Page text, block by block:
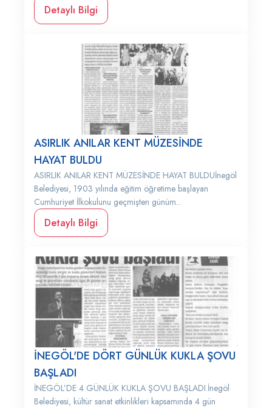
Detaylı Bilgi
ASIRLIK ANILAR KENT MÜZESİNDE
HAYAT BULDU
ASIRLIK ANILAR KENT MÜZESİNDE HAYAT BULDUİnegöl
Belediyesi, 1903 yılında eğitim öğretime başlayan
Cumhuriyet İlkokulunu geçmişten günüm...
Detaylı Bilgi
İNEGÖL'DE DÖRT GÜNLÜK KUKLA ŞOVU
BAŞLADI
İNEGÖL’DE 4 GÜNLÜK KUKLA ŞOVU BAŞLADI.İnegöl
Belediyesi, kültür sanat etkinlikleri kapsamında 4 gün